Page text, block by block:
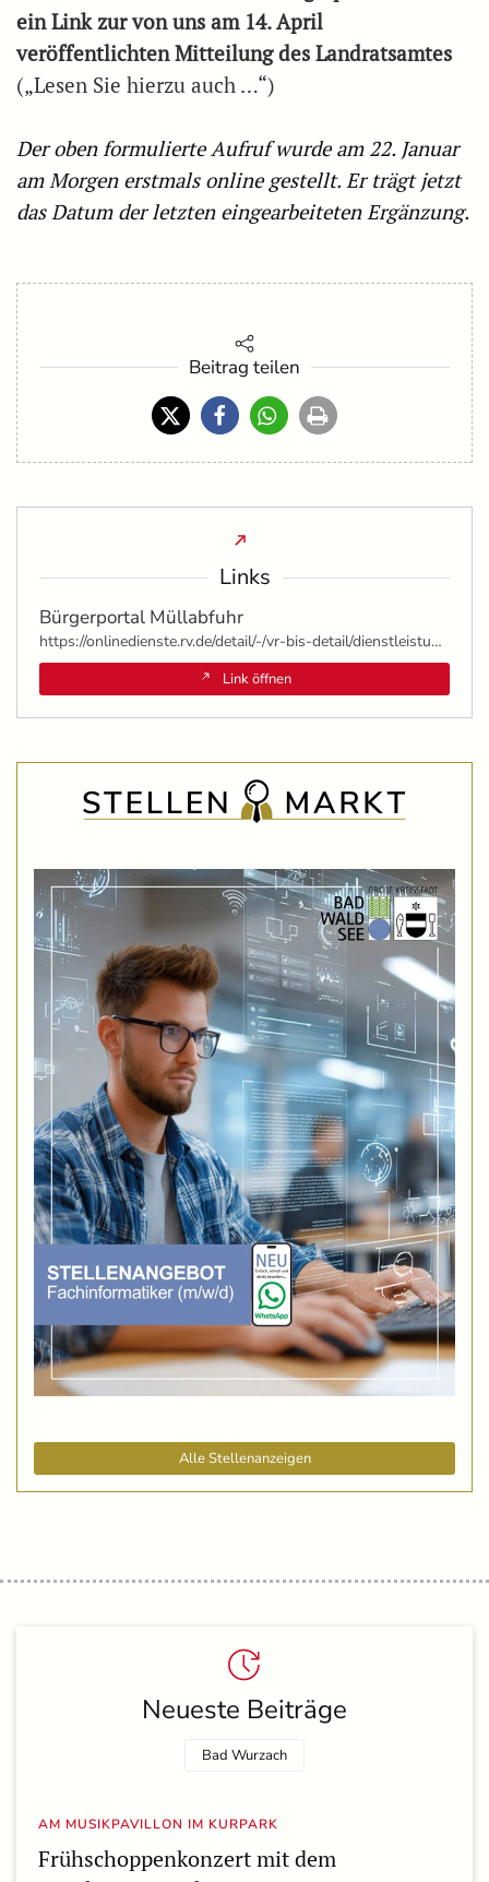
ein Link zur von uns am 14. April
veröffentlichten Mitteilung des Landratsamtes
(„Lesen Sie hierzu auch …“)
Der oben formulierte Aufruf wurde am 22. Januar
am Morgen erstmals online gestellt. Er trägt jetzt
das Datum der letzten eingearbeiteten Ergänzung.
Beitrag teilen
Links
Bürgerportal Müllabfuhr
https://onlinedienste.rv.de/detail/-/vr-bis-detail/dienstleistung/856801/show
Link öffnen
Alle Stellenanzeigen
Neueste Beiträge
Bad Wurzach
AM MUSIKPAVILLON IM KURPARK
Frühschoppenkonzert mit dem